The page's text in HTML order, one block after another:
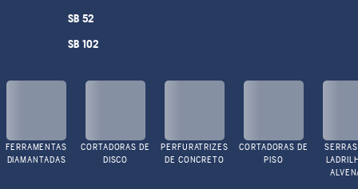
SB 52
SB 102
FERRAMENTAS
DIAMANTADAS
CORTADORAS DE
DISCO
PERFURATRIZES
DE CONCRETO
CORTADORAS DE
PISO